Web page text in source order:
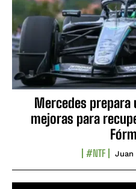
Mercedes prepara
mejoras para
#NTF Juan